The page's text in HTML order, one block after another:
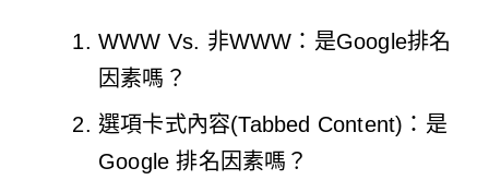
WWW Vs. 非WWW：是Google排名
因素嗎？
選項卡式內容(Tabbed Content)：是
Google 排名因素嗎？